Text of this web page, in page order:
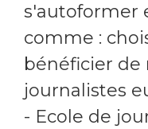
s'autoformer
comme :
bénéficier
journalistes
- Ecole de